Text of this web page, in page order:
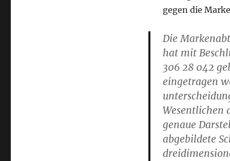
gegen die
Die
hat mit
306 28 042
eingetragen
Wesentlichen
genaue
abgebildete